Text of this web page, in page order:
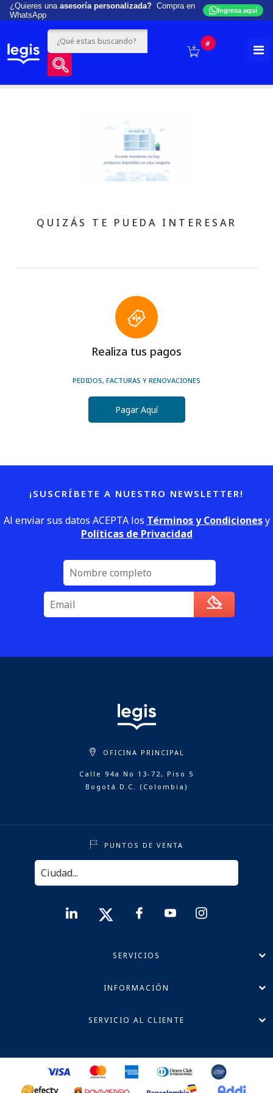
¿Quieres una asesoría personalizada? Compra en
WhatsApp
Ingresa aquí
#
QUIZÁS TE PUEDA INTERESAR
Realiza tus pagos
PEDIDOS, FACTURAS Y RENOVACIONES
Pagar Aquí
¡SUSCRÍBETE A NUESTRO NEWSLETTER!
Al enviar sus datos ACEPTA los Términos y Condicionesy
Políticas de Privacidad
OFICINA PRINCIPAL
Calle 94a No 13-72, Piso 5
Bogotá D.C. (Colombia)
PUNTOS DE VENTA
SERVICIOS
INFORMACIÓN
SERVICIO AL CLIENTE